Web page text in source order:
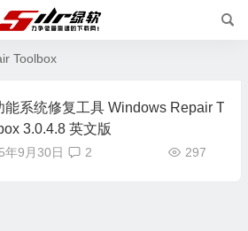
Toolbox
能系统修复工具 Windows Repair T
3.0.4.8 英文版
年9月30日 297
2